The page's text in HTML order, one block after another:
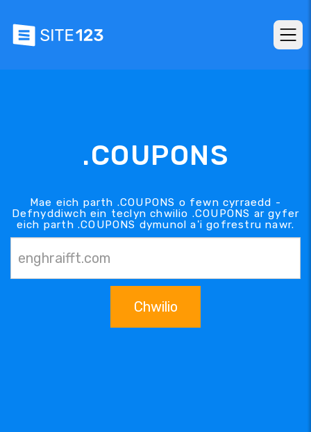
.COUPONS
Mae eich parth .COUPONS o fewn cyrraedd -
Defnyddiwch ein teclyn chwilio .COUPONS ar gyfer
eich parth .COUPONS dymunol a'i gofrestru nawr.
Chwilio